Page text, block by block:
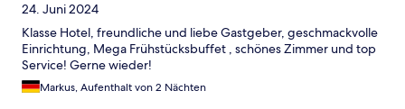
24. Juni 2024
Klasse Hotel, freundliche und liebe Gastgeber, geschmackvolle
Einrichtung, Mega Frühstücksbuffet , schönes Zimmer und top
Service! Gerne wieder!
Markus, Aufenthalt von 2 Nächten